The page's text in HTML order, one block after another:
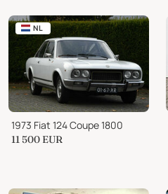
NL
1973 Fiat 124 Coupe 1800
11 500 EUR